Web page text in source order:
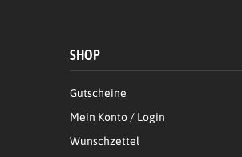
SHOP
Gutscheine
Mein Konto / Login
Wunschzettel